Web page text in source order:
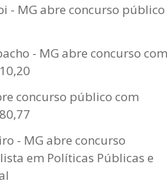
- MG abre concurso público
- MG abre concurso com
concurso público com
- MG abre concurso
em Políticas Públicas e